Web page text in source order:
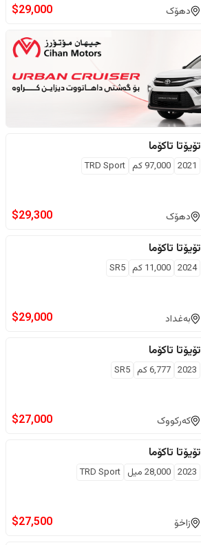
دهۆک $29,000
تۆیۆتا تاکۆما
2021
97,000 كم TRD Sport
دهۆک $29,300
تۆیۆتا تاکۆما
2024
11,000 كم SR5
بەغداد $29,000
تۆیۆتا تاکۆما
2023
6,777كم SR5
کەرکووک $27,000
تۆیۆتا تاکۆما
2023
28,000 ميل TRD Sport
زاخۆ $27,500